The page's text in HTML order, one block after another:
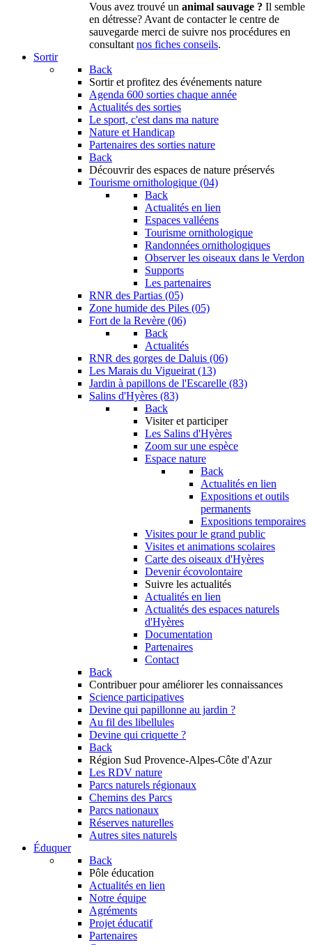
Vous avez trouvé un animal sauvage ? Il semble
en détresse? Avant de contacter le centre de
sauvegarde merci de suivre nos procédures en
consultant nos fiches conseils.
Sortir
Back
Sortir et profitez des événements nature
Agenda 600 sorties chaque année
Actualités des sorties
Le sport, c'est dans ma nature
Nature et Handicap
Partenaires des sorties nature
Back
Découvrir des espaces de nature préservés
Tourisme ornithologique (04)
Back
Actualités en lien
Espaces valléens
Tourisme ornithologique
Randonnées ornithologiques
Observer les oiseaux dans le Verdon
Supports
Les partenaires
RNR des Partias (05)
Zone humide des Piles (05)
Fort de la Revère (06)
Back
Actualités
RNR des gorges de Daluis (06)
Les Marais du Vigueirat (13)
Jardin à papillons de l'Escarelle (83)
Salins d'Hyères (83)
Back
Visiter et participer
Les Salins d'Hyères
Zoom sur une espèce
Espace nature
Back
Actualités en lien
Expositions et outils
permanents
Expositions temporaires
Visites pour le grand public
Visites et animations scolaires
Carte des oiseaux d'Hyères
Devenir écovolontaire
Suivre les actualités
Actualités en lien
Actualités des espaces naturels
d'Hyères
Documentation
Partenaires
Contact
Back
Contribuer pour améliorer les connaissances
Science participatives
Devine qui papillonne au jardin ?
Au fil des libellules
Devine qui criquette ?
Back
Région Sud Provence-Alpes-Côte d'Azur
Les RDV nature
Parcs naturels régionaux
Chemins des Parcs
Parcs nationaux
Réserves naturelles
Autres sites naturels
Éduquer
Back
Pôle éducation
Actualités en lien
Notre équipe
Agréments
Projet éducatif
Partenaires